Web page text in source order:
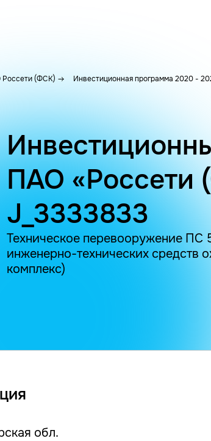
(ФСК) Инвестиционная программа 2020 -
ПАО «Россети
J_3333833
Техническое перевооружение ПС
инженерно-технических средств
комплекс)
обл.